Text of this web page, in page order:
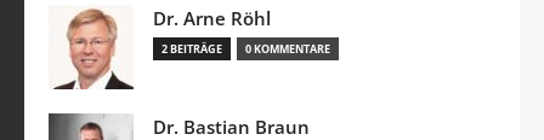
Dr. Arne Röhl
2 BEITRÄGE 0 KOMMENTARE
Dr. Bastian Braun